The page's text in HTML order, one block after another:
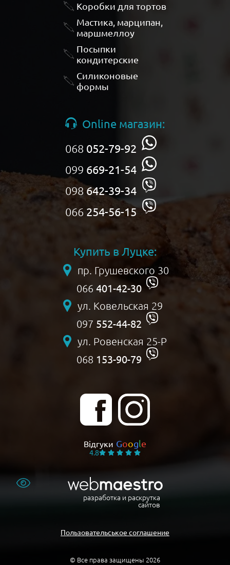
Відгуки Google
4.8
Коробки для тортов
Мастика, марципан,
маршмеллоу
Посыпки
кондитерские
Силиконовые
формы
Online магазин:
068 052-79-92
099 669-21-54
098 642-39-34
066 254-56-15
Купить в Луцке:
пр. Грушевского 30
066 401-42-30
ул. Ковельская 29
097 552-44-82
ул. Ровенская 25-Р
068 153-90-79
разработка и раскрутка
сайтов
Пользовательськое соглашение
© Все права защищены 2026